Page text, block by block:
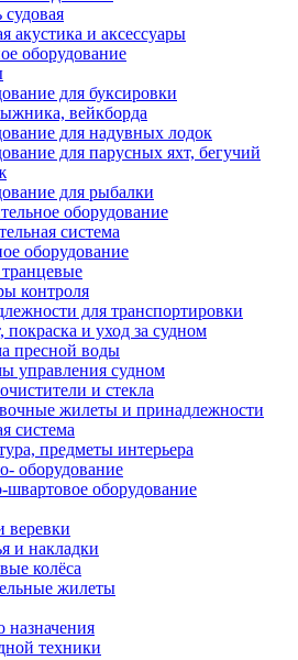
акустика и аксессуары
оборудование
для буксировки
вейкборда
для надувных лодок
для парусных яхт, бегучий
для рыбалки
оборудование
система
оборудование
контроля
для транспортировки
покраска и уход за судном
пресной воды
управления судном
и стекла
жилеты и принадлежности
система
предметы интерьера
оборудование
швартовое оборудование
веревки
и накладки
колёса
жилеты
назначения
техники